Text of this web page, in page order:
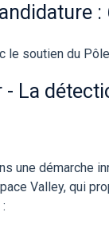
le soutien du
- La
une démarche
Valley, qui